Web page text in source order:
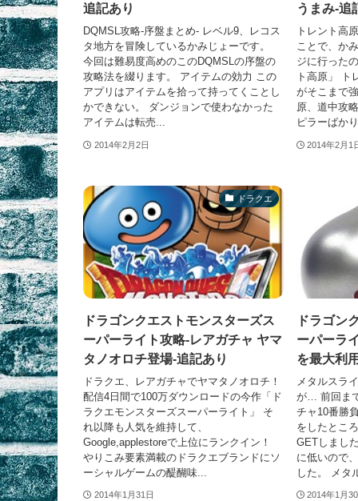
追記あり
DQMSL攻略-序盤まとめ- レベル9、レコス
タ地方を冒険しているかみじょーです。
今回は難易度高めのこのDQMSLの序盤の
攻略法を綴ります。 アイテムの効力 この
アプリはアイテムを拾って持ってくことし
かできない。 ダンジョンで使わなかった
アイテムは転売...
2014年2月2日
うまみ-追
トレント高
ことで、か
ジに行った
ト高原」 ト
がそこまで
原、道中攻
ピラーばか
2014年2月1
ドラクエ
ドラゴンクエストモンスターズス
ーパーライト攻略-レアガチャ ヤマ
タノオロチ登場-追記あり
ドラクエ、レアガチャでヤマタノオロチ！
配信4日間で100万ダウンロードの今作「ド
ラクエモンスターズスーパーライト」 そ
れ以降も人気を維持して、
Google,applestoreで上位にランクイン！
やりこみ要素満載のドラクエブランドにソ
ーシャルゲームの醍醐味...
2014年1月31日
ドラゴン
ーパーラ
を最大利
メタルスラ
が… 前回ま
チャ10番勝
をしたとこ
GETしまし
に低いので
した。 メタ
2014年1月